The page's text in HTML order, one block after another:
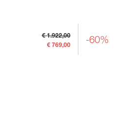
€ 1.922,00
€ 769,00 -60%